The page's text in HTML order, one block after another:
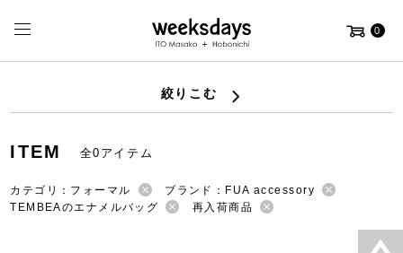
0
絞りこむ
ITEM 全0アイテム
カテゴリ：フォーマル
ブランド：FUA accessory
TEMBEAのエナメルバッグ
再入荷商品